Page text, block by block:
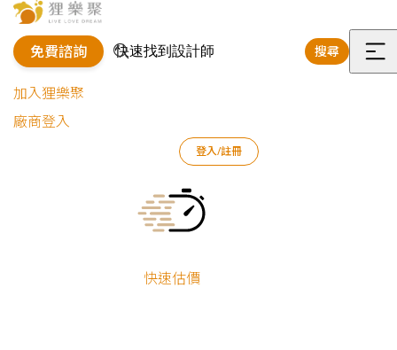
免費諮詢 搜尋
選
加入狸樂聚
廠商登入
登入/註冊
快速估價
商業空間